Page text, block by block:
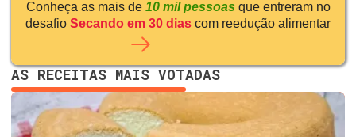
Conheça as mais de 10 mil pessoas que entreram no
desafio Secando em 30 dias com reedução alimentar
AS RECEITAS MAIS VOTADAS